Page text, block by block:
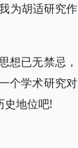
为胡适研究作
已无禁忌，
个学术研究对
史地位吧!